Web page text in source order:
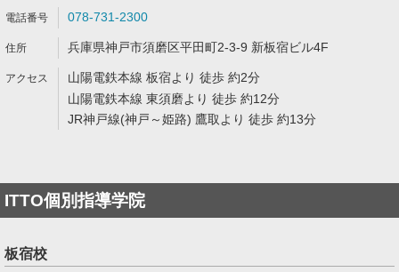
078-731-2300
兵庫県神戸市須磨区平田町2-3-9 新板宿ビル4F
山陽電鉄本線 板宿より 徒歩 約2分
山陽電鉄本線 東須磨より 徒歩 約12分
JR神戸線(神戸～姫路) 鷹取より 徒歩 約13分
ITTO個別指導学院
板宿校